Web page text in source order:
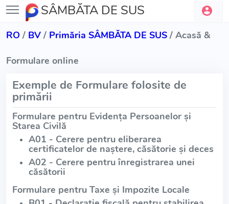
SÂMBĂTA DE SUS
RO / BV / Primăria SÂMBĂTA DE SUS / Acasă &
Formulare online
Exemple de Formulare folosite de
primării
Formulare pentru Evidența Persoanelor și
Starea Civilă
A01 - Cerere pentru eliberarea
certificatelor de naștere, căsătorie și deces
A02 - Cerere pentru înregistrarea unei
căsătorii
Formulare pentru Taxe și Impozite Locale